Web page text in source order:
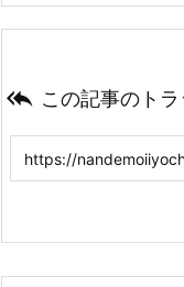
 この記事のト